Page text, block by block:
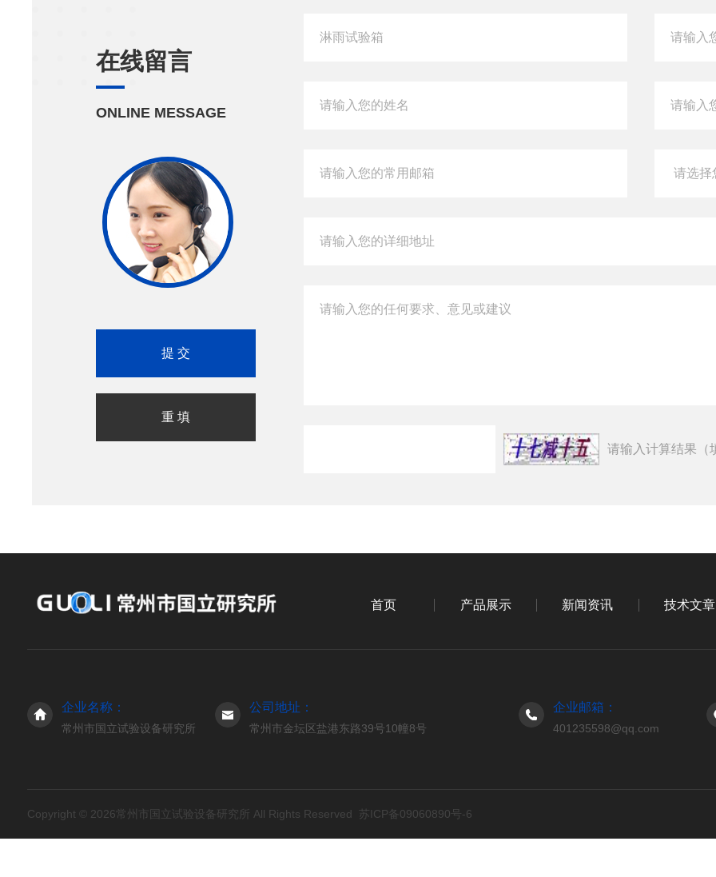
在线留言
ONLINE MESSAGE
请输入计算结果（
首页 产品展示 新闻资讯 技术文章
企业名称：
常州市国立试验设备研究所
公司地址：
常州市金坛区盐港东路39号10幢8号
企业邮箱：
401235598@qq.com
Copyright © 2026常州市国立试验设备研究所 All Rights Reserved 苏ICP备09060890号-6